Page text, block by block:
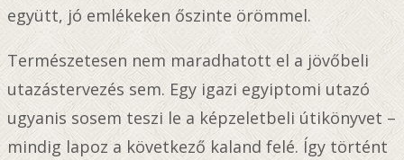
együtt, jó emlékeken őszinte örömmel.
Természetesen nem maradhatott el a jövőbeli
utazástervezés sem. Egy igazi egyiptomi utazó
ugyanis sosem teszi le a képzeletbeli útikönyvet –
mindig lapoz a következő kaland felé. Így történt